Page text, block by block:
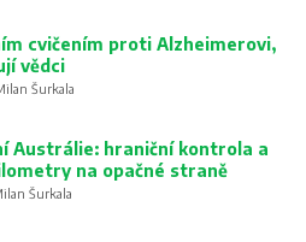
cvičením proti Alzheimerovi,
vědci
Šurkala
Austrálie: hraniční kontrola a
na opačné straně
Šurkala